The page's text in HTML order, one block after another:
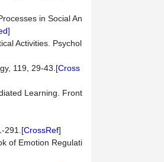
in Social An
]
Activities. Psychol
119, 29-43.[Cross
Learning. Front
291.[CrossRef]
of Emotion Regulati